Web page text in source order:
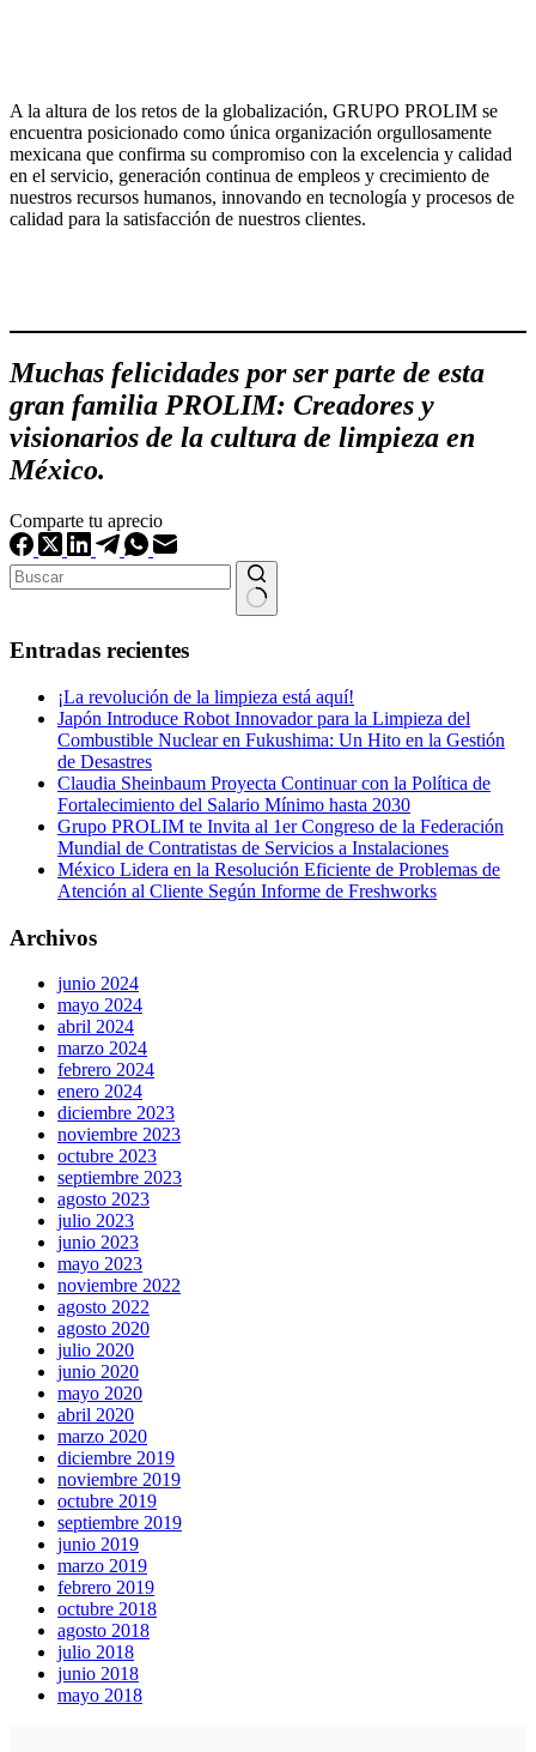
A la altura de los retos de la globalización, GRUPO PROLIM se
encuentra posicionado como única organización orgullosamente
mexicana que confirma su compromiso con la excelencia y calidad
en el servicio, generación continua de empleos y crecimiento de
nuestros recursos humanos, innovando en tecnología y procesos de
calidad para la satisfacción de nuestros clientes.
Muchas felicidades por ser parte de esta
gran familia PROLIM: Creadores y
visionarios de la cultura de limpieza en
México.
Comparte tu aprecio
resultados
Entradas recientes
¡La revolución de la limpieza está aquí!
Japón Introduce Robot Innovador para la Limpieza del
Combustible Nuclear en Fukushima: Un Hito en la Gestión
de Desastres
Claudia Sheinbaum Proyecta Continuar con la Política de
Fortalecimiento del Salario Mínimo hasta 2030
Grupo PROLIM te Invita al 1er Congreso de la Federación
Mundial de Contratistas de Servicios a Instalaciones
México Lidera en la Resolución Eficiente de Problemas de
Atención al Cliente Según Informe de Freshworks
Archivos
junio 2024
mayo 2024
abril 2024
marzo 2024
febrero 2024
enero 2024
diciembre 2023
noviembre 2023
octubre 2023
septiembre 2023
agosto 2023
julio 2023
junio 2023
mayo 2023
noviembre 2022
agosto 2022
agosto 2020
julio 2020
junio 2020
mayo 2020
abril 2020
marzo 2020
diciembre 2019
noviembre 2019
octubre 2019
septiembre 2019
junio 2019
marzo 2019
febrero 2019
octubre 2018
agosto 2018
julio 2018
junio 2018
mayo 2018